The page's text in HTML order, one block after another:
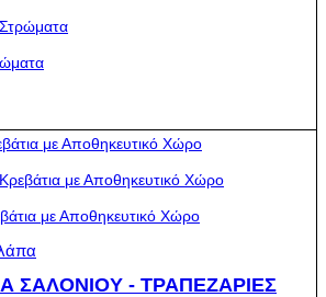
με Αποθηκευτικό Χώρο
με Αποθηκευτικό Χώρο
με Αποθηκευτικό Χώρο
ΣΑΛΟΝΙΟΥ - ΤΡΑΠΕΖΑΡΙΕΣ